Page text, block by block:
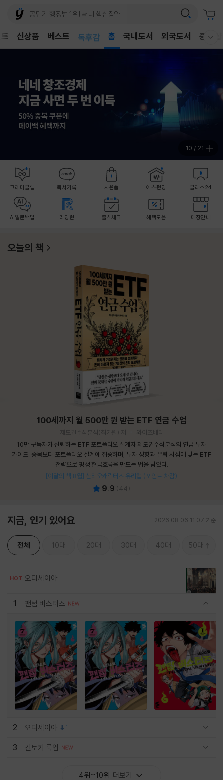
신상품 베스트
독후감
어린이
홈 국내도서 외국도서 중고샵
11 / 21
크레마클럽 독서기록 사은품 예스펀딩 클래스24
AI일문백답 리딩런 출석체크 혜택모음 매장안내
오늘의 책
100세까지 월 500만 원 받는 ETF 연금 수업
제도권주식분석(최기원) 저
와이즈베리
10만 구독자가 신뢰하는 ETF 포트폴리오 설계자 제도권주식분석의 연금 투자
가이드. 종목보다 포트폴리오 설계에 집중하며, 투자 성향과 은퇴 시점에 맞는 ETF
전략으로 평생 현금흐름을 만드는 법을 담았다.
[이달의 책 8월] 산리오캐릭터즈 유리컵 (포인트 차감)
9.9 44
지금, 인기 있어요 2026.08.06 11:07 기준
전체 10대 20대 30대 40대 50대
HOT 오디세이아
1 팬텀 버스터즈
2 오디세이아 1
3 긴토키 룩업
4위~10위 더보기